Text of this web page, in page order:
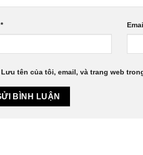
*
Lưu tên của tôi, email, và trang web